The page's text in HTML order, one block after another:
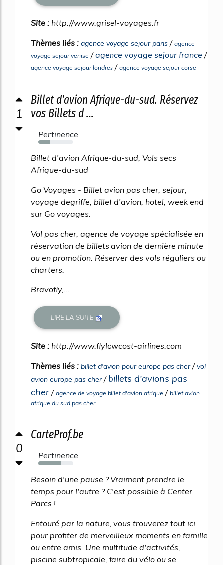
Site : http://www.grisel-voyages.fr
Thèmes liés : agence voyage sejour paris / agence
voyage sejour venise /agence voyage sejour france /
agence voyage sejour londres / agence voyage sejour corse
1
Billet d'avion Afrique-du-sud. Réservez
vos Billets d ...
Pertinence
34%
Billet d'avion Afrique-du-sud, Vols secs
Afrique-du-sud
Go Voyages - Billet avion pas cher, sejour,
voyage degriffe, billet d'avion, hotel, week end
sur Go voyages.
Vol pas cher, agence de voyage spécialisée en
réservation de billets avion de dernière minute
ou en promotion. Réserver des vols réguliers ou
charters.
Bravofly,...
LIRE LA SUITE
Site : http://www.flylowcost-airlines.com
Thèmes liés : billet d'avion pour europe pas cher/vol
avion europe pas cher/ billets d'avions pas
cher / agence de voyage billet d'avion afrique / billet avion
afrique du sud pas cher
0
CarteProf.be
Pertinence
64%
Besoin d'une pause ? Vraiment prendre le
temps pour l'autre ? C'est possible à Center
Parcs !
Entouré par la nature, vous trouverez tout ici
pour profiter de merveilleux moments en famille
ou entre amis. Une multitude d'activités,
piscine subtropicale, faire du vélo ou se